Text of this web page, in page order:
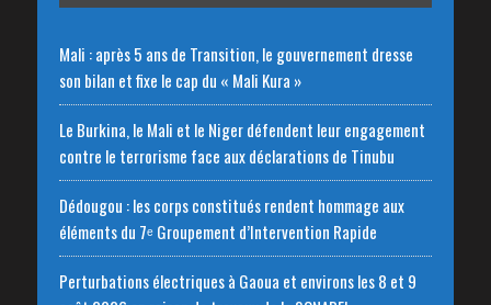
Mali : après 5 ans de Transition, le gouvernement dresse
son bilan et fixe le cap du « Mali Kura »
Le Burkina, le Mali et le Niger défendent leur engagement
contre le terrorisme face aux déclarations de Tinubu
Dédougou : les corps constitués rendent hommage aux
éléments du 7ᵉ Groupement d’Intervention Rapide
Perturbations électriques à Gaoua et environs les 8 et 9